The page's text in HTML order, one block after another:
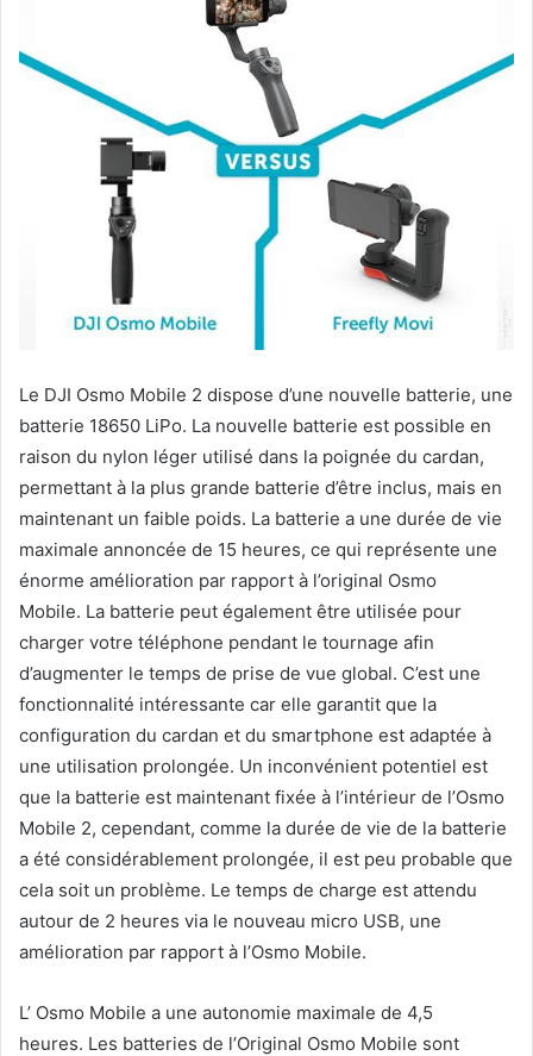
Le DJI Osmo Mobile 2 dispose d’une nouvelle batterie, une
batterie 18650 LiPo. La nouvelle batterie est possible en
raison du nylon léger utilisé dans la poignée du cardan,
permettant à la plus grande batterie d’être inclus, mais en
maintenant un faible poids. La batterie a une durée de vie
maximale annoncée de 15 heures, ce qui représente une
énorme amélioration par rapport à l’original Osmo
Mobile. La batterie peut également être utilisée pour
charger votre téléphone pendant le tournage afin
d’augmenter le temps de prise de vue global. C’est une
fonctionnalité intéressante car elle garantit que la
configuration du cardan et du smartphone est adaptée à
une utilisation prolongée. Un inconvénient potentiel est
que la batterie est maintenant fixée à l’intérieur de l’Osmo
Mobile 2, cependant, comme la durée de vie de la batterie
a été considérablement prolongée, il est peu probable que
cela soit un problème. Le temps de charge est attendu
autour de 2 heures via le nouveau micro USB, une
amélioration par rapport à l’Osmo Mobile.
L’ Osmo Mobile a une autonomie maximale de 4,5
heures. Les batteries de l’Original Osmo Mobile sont